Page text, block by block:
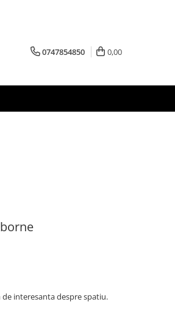
0747854850 0,00
interesanta despre spatiu.